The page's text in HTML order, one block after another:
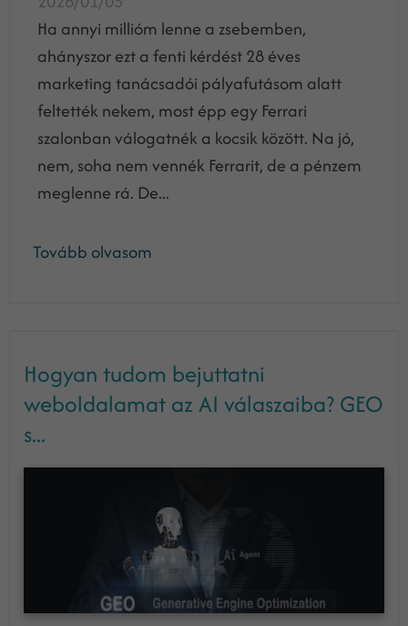
Ha annyi millióm lenne a zsebemben,
ahányszor ezt a fenti kérdést 28 éves
marketing tanácsadói pályafutásom alatt
feltették nekem, most épp egy Ferrari
szalonban válogatnék a kocsik között. Na jó,
nem, soha nem vennék Ferrarit, de a pénzem
meglenne rá. De...
Tovább olvasom
Hogyan tudom bejuttatni
weboldalamat az AI válaszaiba? GEO
s...